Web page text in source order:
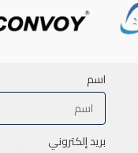
اسم
بريد إلكتروني